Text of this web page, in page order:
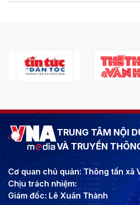
TRUNG TÂM NỘI
VÀ TRUYỀN
Cơ quan chủ quản: Thông tấn xã
Chịu trách nhiệm:
Giám đốc: Lê Xuân Thành